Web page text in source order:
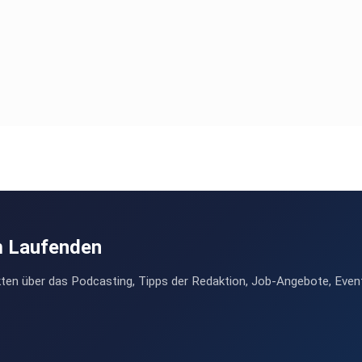
Laufenden
über das Podcasting, Tipps der Redaktion, Job-Angebote,